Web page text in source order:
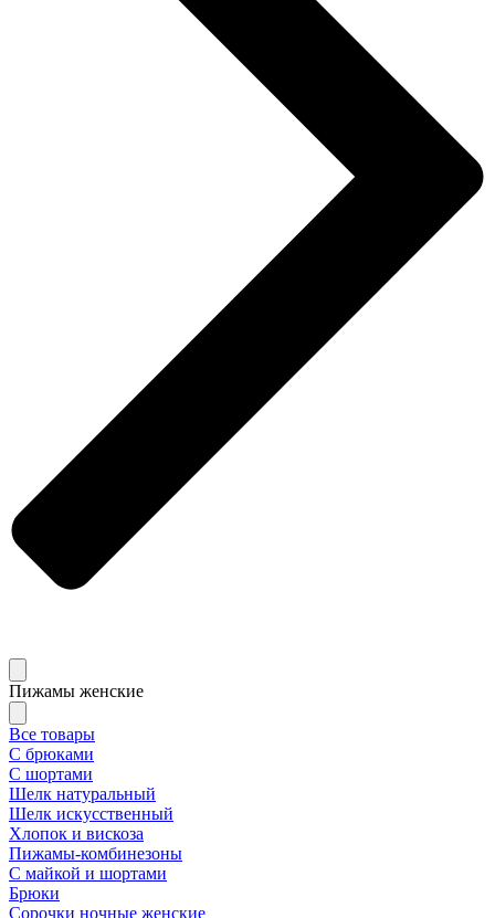
Пижамы женские
Все товары
С брюками
С шортами
Шелк натуральный
Шелк искусственный
Хлопок и вискоза
Пижамы-комбинезоны
С майкой и шортами
Брюки
Сорочки ночные женские